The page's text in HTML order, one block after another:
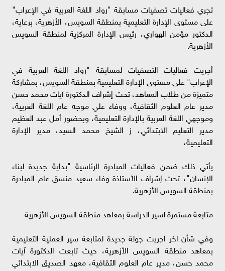
تجري فعاليات تصفيات مسابقة "رواد اللغة العربية في الإعراب"
على مستوى الإدارة التعليمية بمنطقة السويس، الأزهرية، برعاية،
الدكتور مؤمن الهواري، رئيس الإدارة المركزية لمنطقة السويس
الأزهرية.
أجريت فعاليات التصفيات لمسابقة "رواد اللغة العربية في
الإعراب" على مستوى الإدارة التعليمية بمنطقة السويس، بمشاركة
متميزة من طلاب المعاهد، تحت إشراف الدكتورة آيات محمد حسن
مدير عام العلوم الثقافية، ووفاء علي موجه عام اللغة العربية،
وموجهي اللغة العربية بالإدارة التعليمية، وبحضور أمل عبد العظيم
مدير التعليم الابتدائي، ز الشيخ محمد السيد، مدير الإدارة
التعليمية،
يأتي ذلك ضمن فعاليات المبادرة الرئاسية "بداية جديدة لبناء
الإنسان"، تحت إشراف الأستاذة وفاء سعيد منسق عام المبادرة
بمنطقة السويس الأزهرية.
متابعة مستمرة لسير الدراسة بمعاهد منطقة السويس الأزهرية
وفي شأن اخر اجريت جولة جديدة لمتابعة سير العملية التعليمية
بمعاهد منطقة السويس الأزهرية، حيث تابعت الدكتورة آيات
محمد حسن، مدير عام العلوم الثقافية، معهد الصديق الابتدائي